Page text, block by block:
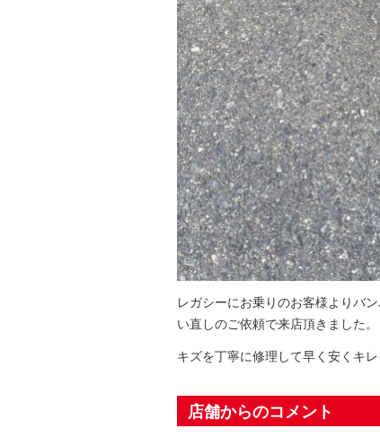
レガシーにお乗りのお客様よりバ
い直しのご依頼で来店頂きました。
キズを丁寧に修理して早く安くキ
店舗からのコメント